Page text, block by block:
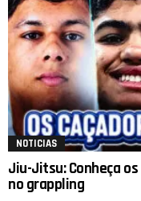
NOTICIAS
Jiu-Jitsu: Conheça
no grappling